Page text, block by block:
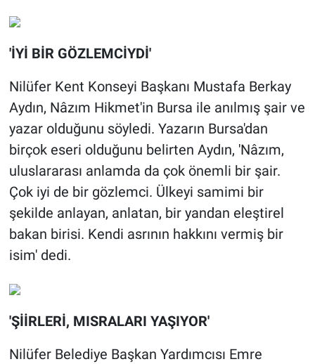
'İYİ BİR GÖZLEMCİYDİ'
Nilüfer Kent Konseyi Başkanı Mustafa Berkay
Aydın, Nâzım Hikmet'in Bursa ile anılmış şair ve
yazar olduğunu söyledi. Yazarın Bursa'dan
birçok eseri olduğunu belirten Aydın, 'Nâzım,
uluslararası anlamda da çok önemli bir şair.
Çok iyi de bir gözlemci. Ülkeyi samimi bir
şekilde anlayan, anlatan, bir yandan eleştirel
bakan birisi. Kendi asrının hakkını vermiş bir
isim' dedi.
'ŞİİRLERİ, MISRALARI YAŞIYOR'
Nilüfer Belediye Başkan Yardımcısı Emre